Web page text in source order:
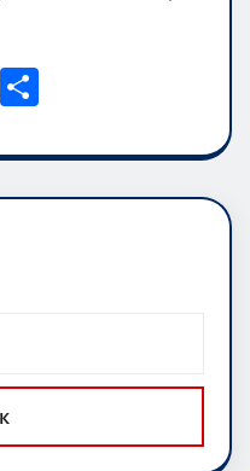
T
п
р
ь